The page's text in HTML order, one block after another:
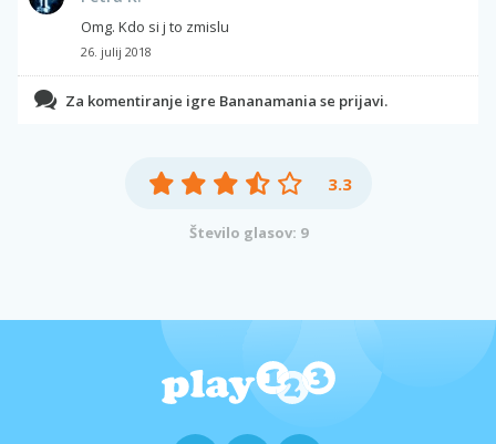
Omg. Kdo si j to zmislu
26. julij 2018
Za komentiranje igre Bananamania se prijavi.
3.3
Število glasov: 9